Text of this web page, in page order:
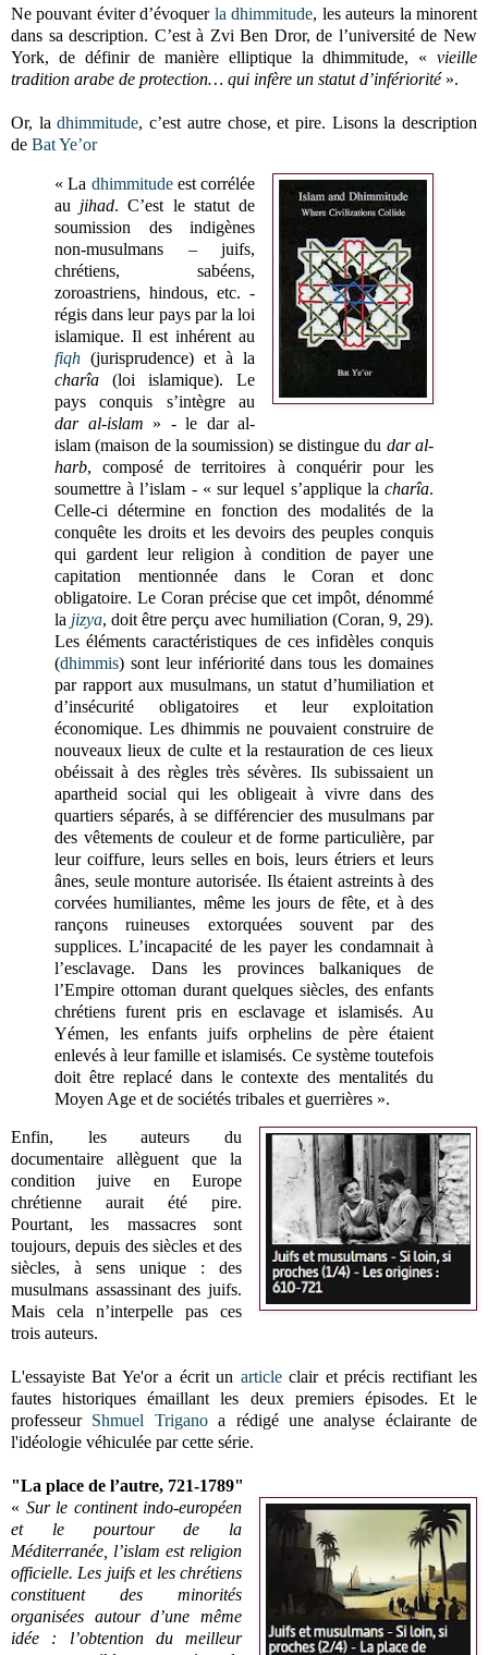
Ne pouvant éviter d’évoquer la dhimmitude, les auteurs la minorent
dans sa description. C’est à Zvi Ben Dror, de l’université de New
York, de définir de manière elliptique la dhimmitude, « vieille
tradition arabe de protection… qui infère un statut d’infériorité».
Or, ladhimmitude, c’est autre chose, et pire. Lisons la description
de Bat Ye’or
« La dhimmitudeest corrélée
au jihad. C’est le statut de
soumission des indigènes
non-musulmans – juifs,
chrétiens, sabéens,
zoroastriens, hindous, etc. -
régis dans leur pays par la loi
islamique. Il est inhérent au
fiqh (jurisprudence) et à la
charîa (loi islamique). Le
pays conquis s’intègre au
dar al-islam » - le dar al-
islam (maison de la soumission) se distingue du dar al-
harb, composé de territoires à conquérir pour les
soumettre à l’islam - « sur lequel s’applique la charîa.
Celle-ci détermine en fonction des modalités de la
conquête les droits et les devoirs des peuples conquis
qui gardent leur religion à condition de payer une
capitation mentionnée dans le Coran et donc
obligatoire. Le Coran précise que cet impôt, dénommé
la jizya, doit être perçu avec humiliation (Coran, 9, 29).
Les éléments caractéristiques de ces infidèles conquis
(dhimmis) sont leur infériorité dans tous les domaines
par rapport aux musulmans, un statut d’humiliation et
d’insécurité obligatoires et leur exploitation
économique. Les dhimmis ne pouvaient construire de
nouveaux lieux de culte et la restauration de ces lieux
obéissait à des règles très sévères. Ils subissaient un
apartheid social qui les obligeait à vivre dans des
quartiers séparés, à se différencier des musulmans par
des vêtements de couleur et de forme particulière, par
leur coiffure, leurs selles en bois, leurs étriers et leurs
ânes, seule monture autorisée. Ils étaient astreints à des
corvées humiliantes, même les jours de fête, et à des
rançons ruineuses extorquées souvent par des
supplices. L’incapacité de les payer les condamnait à
l’esclavage. Dans les provinces balkaniques de
l’Empire ottoman durant quelques siècles, des enfants
chrétiens furent pris en esclavage et islamisés. Au
Yémen, les enfants juifs orphelins de père étaient
enlevés à leur famille et islamisés. Ce système toutefois
doit être replacé dans le contexte des mentalités du
Moyen Age et de sociétés tribales et guerrières ».
Enfin, les auteurs du
documentaire allèguent que la
condition juive en Europe
chrétienne aurait été pire.
Pourtant, les massacres sont
toujours, depuis des siècles et des
siècles, à sens unique : des
musulmans assassinant des juifs.
Mais cela n’interpelle pas ces
trois auteurs.
L'essayiste Bat Ye'or a écrit un articleclair et précis rectifiant les
fautes historiques émaillant les deux premiers épisodes. Et le
professeur Shmuel Triganoa rédigé une analyse éclairante de
l'idéologie véhiculée par cette série.
"La place de l’autre, 721-1789"
« Sur le continent indo-européen
et le pourtour de la
Méditerranée, l’islam est religion
officielle. Les juifs et les chrétiens
constituent des minorités
organisées autour d’une même
idée : l’obtention du meilleur